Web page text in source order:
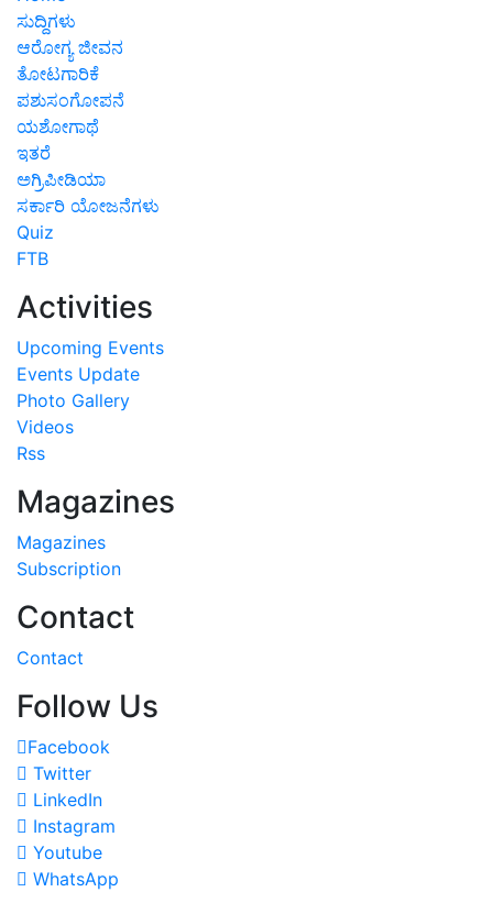
ಸುದ್ದಿಗಳು
ಆರೋಗ್ಯ ಜೀವನ
ತೋಟಗಾರಿಕೆ
ಪಶುಸಂಗೋಪನೆ
ಯಶೋಗಾಥೆ
ಇತರೆ
ಅಗ್ರಿಪೀಡಿಯಾ
ಸರ್ಕಾರಿ ಯೋಜನೆಗಳು
Quiz
FTB
Activities
Upcoming Events
Events Update
Photo Gallery
Videos
Rss
Magazines
Magazines
Subscription
Contact
Contact
Follow Us
Facebook
Twitter
LinkedIn
Instagram
Youtube
WhatsApp